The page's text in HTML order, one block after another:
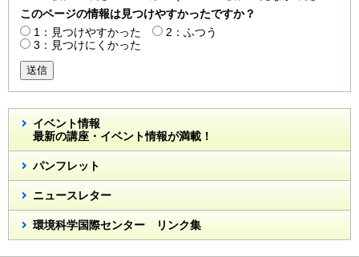
このページの情報は見つけやすかったですか？
1：見つけやすかった
2：ふつう
3：見つけにくかった
送信
イベント情報
最新の講座・イベント情報が満載！
パンフレット
ニュースレター
環境科学国際センター リンク集